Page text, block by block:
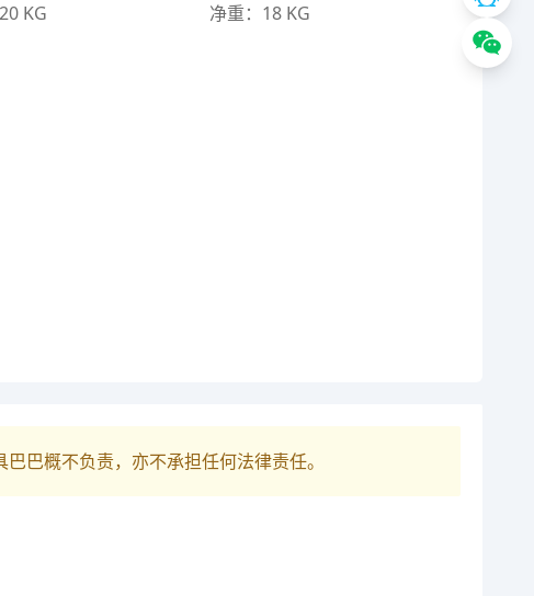
KG
净重：18 KG
巴概不负责，亦不承担任何法律责任。